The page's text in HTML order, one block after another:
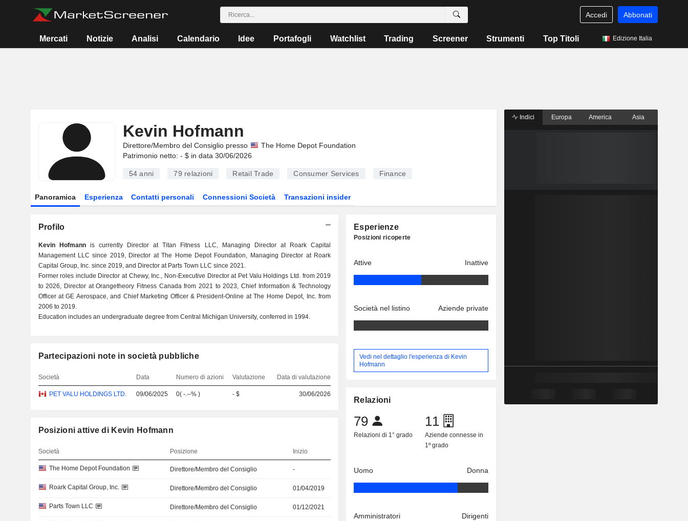
Accedi Abbonati
Mercati Notizie Analisi Calendario Idee Portafogli Watchlist Trading Screener Strumenti Top Titoli Edizione Italia
Kevin Hofmann
Direttore/Membro del Consiglio presso
The Home Depot Foundation
Patrimonio netto: - $ in data 30/06/2026
54 anni 79 relazioni Retail Trade Consumer Services Finance
Panoramica Esperienza Contatti personali Connessioni Società Transazioni insider
Profilo
Kevin Hofmannis currently Director at Titan Fitness LLC, Managing Director at Roark Capital
Management LLC since 2019, Director at The Home Depot Foundation, Managing Director at Roark
Capital Group, Inc. since 2019, and Director at Parts Town LLC since 2021.
Former roles include Director at Chewy, Inc., Non-Executive Director at Pet Valu Holdings Ltd. from 2019
to 2026, Director at Orangetheory Fitness Canada from 2021 to 2023, Chief Information & Technology
Officer at GE Aerospace, and Chief Marketing Officer & President-Online at The Home Depot, Inc. from
2006 to 2019.
Education includes an undergraduate degree from Central Michigan University, conferred in 1994.
Partecipazioni note in società pubbliche
Società Data Numero di azioni Valutazione Data di valutazione
PET VALU HOLDINGS LTD. 09/06/2025 0(-.--% ) - $ 30/06/2026
Posizioni attive di Kevin Hofmann
Società Posizione Inizio
The Home Depot Foundation Direttore/Membro del Consiglio -
Roark Capital Group, Inc. Direttore/Membro del Consiglio 01/04/2019
Parts Town LLC Direttore/Membro del Consiglio 01/12/2021
Esperienze
Posizioni ricoperte
Attive Inattive
Società nel listino Aziende private
Vedi nel dettaglio l'esperienza di Kevin
Hofmann
Relazioni
79
Relazioni di 1° grado
11
Aziende connesse in
1º grado
Uomo Donna
Amministratori Dirigenti
Indici Europa America Asia